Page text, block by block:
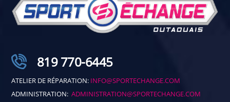
819 770-6445
ATELIER DE RÉPARATION: INFO@SPORTECHANGE.COM
ADMINISTRATION:ADMINISTRATION@SPORTECHANGE.COM